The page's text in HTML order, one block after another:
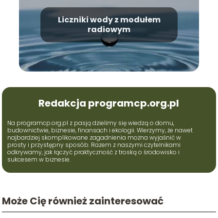
Liczniki wody z modułem
radiowym
Redakcja programcp.org.pl
Na programcp.org.pl z pasją dzielimy się wiedzą o domu,
budownictwie, biznesie, finansach i ekologii. Wierzymy, że nawet
najbardziej skomplikowane zagadnienia można wyjaśnić w
prosty i przystępny sposób. Razem z naszymi czytelnikami
odkrywamy, jak łączyć praktyczność z troską o środowisko i
sukcesem w biznesie.
Może Cię również zainteresować